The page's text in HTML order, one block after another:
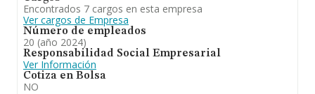
Encontrados 7 cargos en esta empresa
Ver cargos de Empresa
Número de empleados
20 (año 2024)
Responsabilidad Social Empresarial
Ver Información
Cotiza en Bolsa
NO